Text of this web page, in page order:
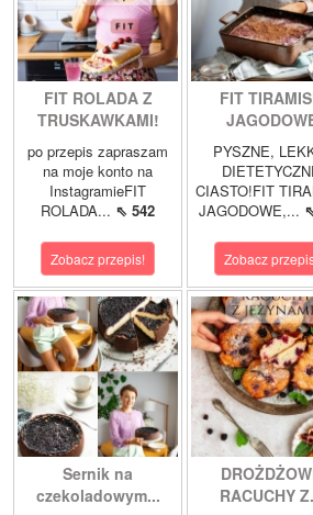
FIT ROLADA Z
TRUSKAWKAMI!
po przepis zapraszam
na moje konto na
InstagramieFIT
ROLADA... ⇖ 542
Zobacz przepis!
FIT
PYSZNE,
CIASTO!FIT
JAGODOWE,...
Zobacz
Sernik na
czekoladowym...
RACUCHY